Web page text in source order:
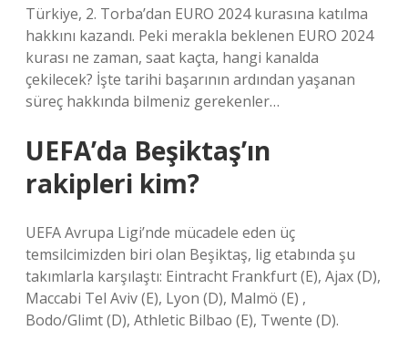
Türkiye, 2. Torba’dan EURO 2024 kurasına katılma
hakkını kazandı. Peki merakla beklenen EURO 2024
kurası ne zaman, saat kaçta, hangi kanalda
çekilecek? İşte tarihi başarının ardından yaşanan
süreç hakkında bilmeniz gerekenler…
UEFA’da Beşiktaş’ın
rakipleri kim?
UEFA Avrupa Ligi’nde mücadele eden üç
temsilcimizden biri olan Beşiktaş, lig etabında şu
takımlarla karşılaştı: Eintracht Frankfurt (E), Ajax (D),
Maccabi Tel Aviv (E), Lyon (D), Malmö (E) ,
Bodo/Glimt (D), Athletic Bilbao (E), Twente (D).